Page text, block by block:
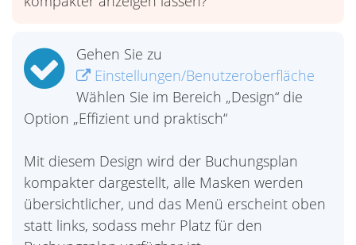
Gehen Sie zu
Einstellungen/Benutzeroberfläche
Wählen Sie im Bereich „Design“ die
Option „Effizient und praktisch“
Mit diesem Design wird der Buchungsplan
kompakter dargestellt, alle Masken werden
übersichtlicher, und das Menü erscheint oben
statt links, sodass mehr Platz für den